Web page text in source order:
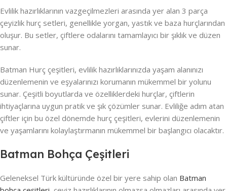
Evlilik hazırlıklarının vazgeçilmezleri arasında yer alan 3 parça
çeyizlik hurç setleri, genellikle yorgan, yastık ve baza hurçlarından
oluşur. Bu setler, çiftlere odalarını tamamlayıcı bir şıklık ve düzen
sunar.
Batman Hurç çeşitleri, evlilik hazırlıklarınızda yaşam alanınızı
düzenlemenin ve eşyalarınızı korumanın mükemmel bir yolunu
sunar. Çeşitli boyutlarda ve özelliklerdeki hurçlar, çiftlerin
ihtiyaçlarına uygun pratik ve şık çözümler sunar. Evliliğe adım atan
çiftler için bu özel dönemde hurç çeşitleri, evlerini düzenlemenin
ve yaşamlarını kolaylaştırmanın mükemmel bir başlangıcı olacaktır.
Batman Bohça Çeşitleri
Geleneksel Türk kültüründe özel bir yere sahip olan Batman